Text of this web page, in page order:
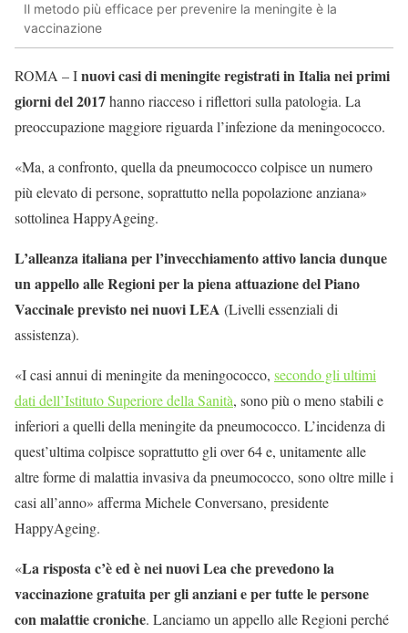
Il metodo più efficace per prevenire la meningite è la
vaccinazione
ROMA – Inuovi casi di meningite registrati in Italia nei primi
giorni del 2017hanno riacceso i riflettori sulla patologia. La
preoccupazione maggiore riguarda l’infezione da meningococco.
«Ma, a confronto, quella da pneumococco colpisce un numero
più elevato di persone, soprattutto nella popolazione anziana»
sottolinea HappyAgeing.
L’alleanza italiana per l’invecchiamento attivo lancia dunque
un appello alle Regioni per la piena attuazione del Piano
Vaccinale previsto nei nuovi LEA (Livelli essenziali di
assistenza).
«I casi annui di meningite da meningococco, secondo gli ultimi
dati dell’Istituto Superiore della Sanità, sono più o meno stabili e
inferiori a quelli della meningite da pneumococco. L’incidenza di
quest’ultima colpisce soprattutto gli over 64 e, unitamente alle
altre forme di malattia invasiva da pneumococco, sono oltre mille i
casi all’anno» afferma Michele Conversano, presidente
HappyAgeing.
«La risposta c’è ed è nei nuovi Lea che prevedono la
vaccinazione gratuita per gli anziani e per tutte le persone
con malattie croniche. Lanciamo un appello alle Regioni perché